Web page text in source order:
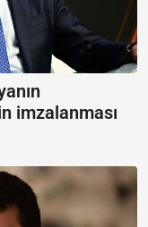
imzalanması